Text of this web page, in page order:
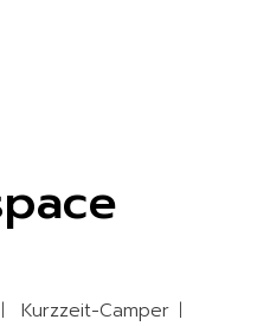
Kurzzeit-Camper